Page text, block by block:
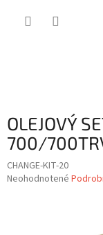
OLEJOVÝ
700/
CHANGE-KIT-20
Priemerné
Neohodnotené